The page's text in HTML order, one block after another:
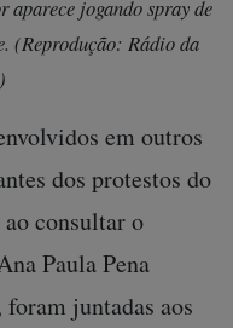
jogando spray de
(Reprodução: Rádio da
em outros
dos protestos do
ao consultar o
Paula Pena
juntadas aos